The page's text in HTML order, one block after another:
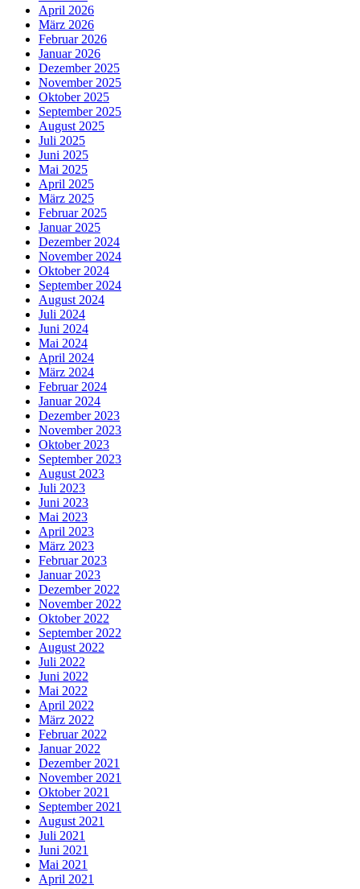
April 2026
März 2026
Februar 2026
Januar 2026
Dezember 2025
November 2025
Oktober 2025
September 2025
August 2025
Juli 2025
Juni 2025
Mai 2025
April 2025
März 2025
Februar 2025
Januar 2025
Dezember 2024
November 2024
Oktober 2024
September 2024
August 2024
Juli 2024
Juni 2024
Mai 2024
April 2024
März 2024
Februar 2024
Januar 2024
Dezember 2023
November 2023
Oktober 2023
September 2023
August 2023
Juli 2023
Juni 2023
Mai 2023
April 2023
März 2023
Februar 2023
Januar 2023
Dezember 2022
November 2022
Oktober 2022
September 2022
August 2022
Juli 2022
Juni 2022
Mai 2022
April 2022
März 2022
Februar 2022
Januar 2022
Dezember 2021
November 2021
Oktober 2021
September 2021
August 2021
Juli 2021
Juni 2021
Mai 2021
April 2021